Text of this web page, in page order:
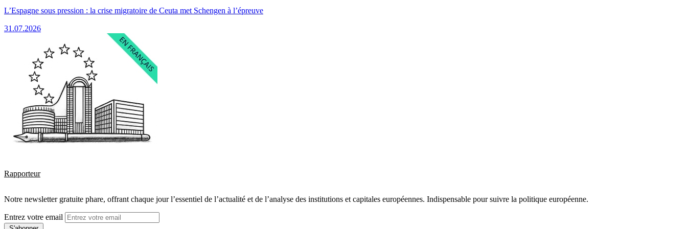
L’Espagne sous pression : la crise migratoire de Ceuta met Schengen à l’épreuve
31.07.2026
Rapporteur
Notre newsletter gratuite phare, offrant chaque jour l’essentiel de l’actualité et de l’analyse des institutions et capitales européennes. Indispensable pour suivre la politique européenne.
Entrez votre email